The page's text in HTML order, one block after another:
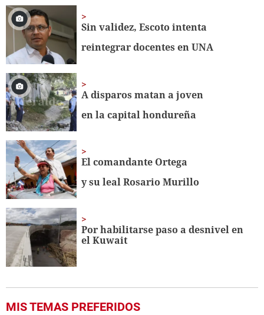
6
minutes,
seconds
Sin validez, Escoto intenta
reintegrar docentes en UNA
A disparos matan a joven
en la capital hondureña
El comandante Ortega
y su leal Rosario Murillo
Por habilitarse paso a desnivel en
el Kuwait
MIS TEMAS PREFERIDOS